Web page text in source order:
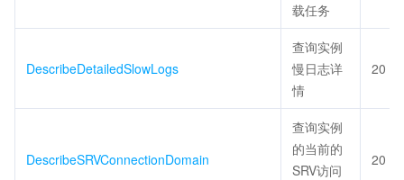
载任务
DescribeDetailedSlowLogs
查询实例
慢日志详
情
20
DescribeSRVConnectionDomain
查询实例
的当前的
SRV访问
20